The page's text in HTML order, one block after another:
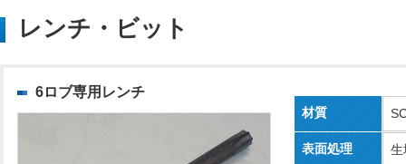
レンチ・ビット
6ロブ専用レンチ
材質
表面処理 生